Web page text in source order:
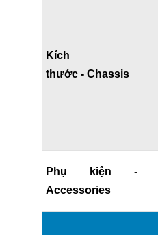
Kích
thước - Chassis
Phụ kiện -
Accessories